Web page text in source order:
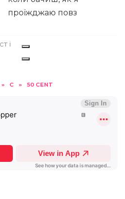
проїжджаю повз
і
» C » 50 CENT